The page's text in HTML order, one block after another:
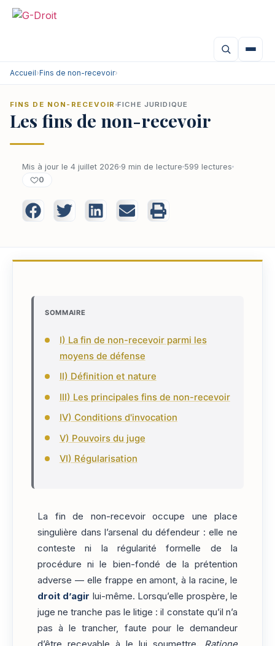
Accueil›Fins de non-recevoir›
FINS DE NON-RECEVOIR FICHE JURIDIQUE
Les fins de non-recevoir
Mis à jour le 4 juillet 2026 9 min de lecture 599 lectures
0
SOMMAIRE
I) La fin de non-recevoir parmi les
moyens de défense
II) Définition et nature
III) Les principales fins de non-recevoir
IV) Conditions d'invocation
V) Pouvoirs du juge
VI) Régularisation
La fin de non-recevoir occupe une place
singulière dans l’arsenal du défendeur : elle ne
conteste ni la régularité formelle de la
procédure ni le bien-fondé de la prétention
adverse — elle frappe en amont, à la racine, le
droit d’agir lui-même. Lorsqu’elle prospère, le
juge ne tranche pas le litige : il constate qu’il n’a
pas à le trancher, faute pour le demandeur